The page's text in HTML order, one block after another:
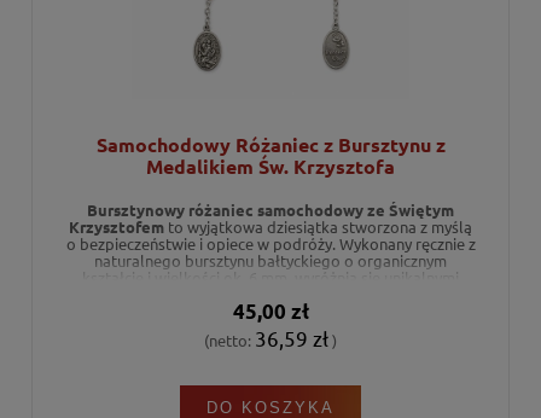
Samochodowy Różaniec z Bursztynu z
Medalikiem Św. Krzysztofa
Bursztynowy różaniec samochodowy ze Świętym
Krzysztofem to wyjątkowa dziesiątka stworzona z myślą
o bezpieczeństwie i opiece w podróży. Wykonany ręcznie z
naturalnego bursztynu bałtyckiego o organicznym
kształcie i wielkości ok. 6 mm, wyróżnia się unikalnymi
kierownicy oraz dwustronnym medalikiem
przedstawiającym wizerunek patrona kierowców z
napisem "PROTECT US". Solidny metalowy łańcuszek z
45,00 zł
(netto: 36,59 zł)
DO KOSZYKA